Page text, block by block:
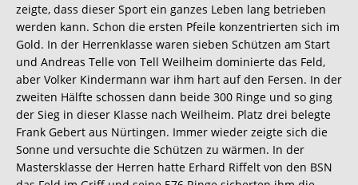
zeigte, dass dieser Sport ein ganzes Leben lang betrieben
werden kann. Schon die ersten Pfeile konzentrierten sich im
Gold. In der Herrenklasse waren sieben Schützen am Start
und Andreas Telle von Tell Weilheim dominierte das Feld,
aber Volker Kindermann war ihm hart auf den Fersen. In der
zweiten Hälfte schossen dann beide 300 Ringe und so ging
der Sieg in dieser Klasse nach Weilheim. Platz drei belegte
Frank Gebert aus Nürtingen. Immer wieder zeigte sich die
Sonne und versuchte die Schützen zu wärmen. In der
Mastersklasse der Herren hatte Erhard Riffelt von den BSN